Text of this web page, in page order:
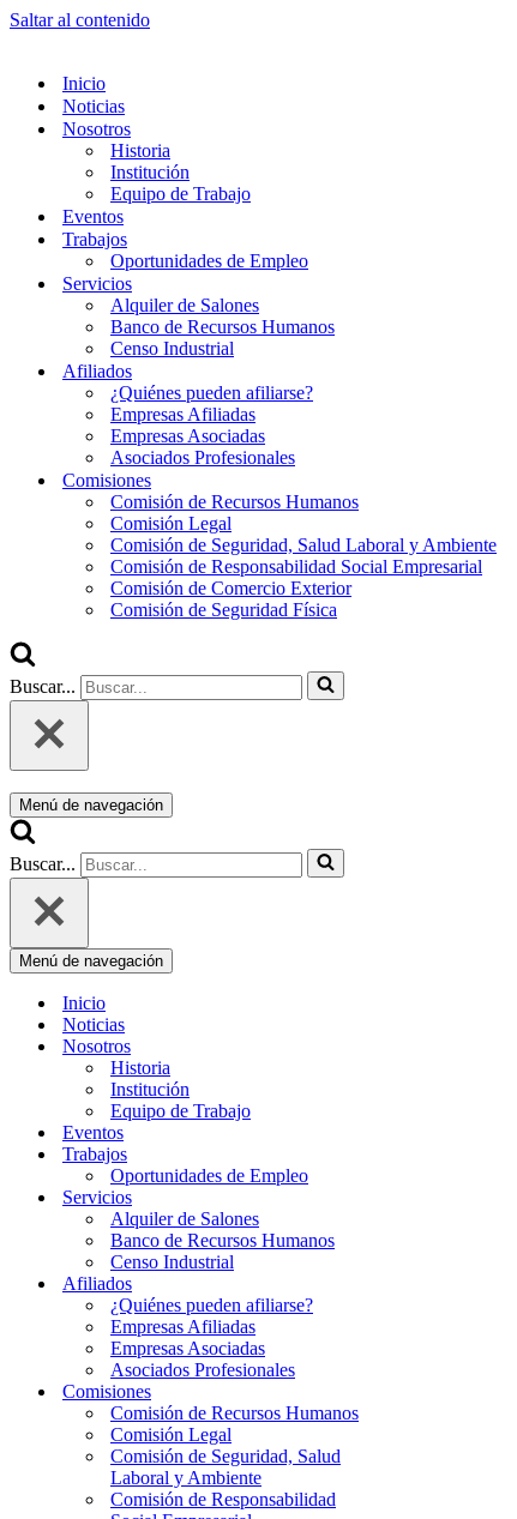
Saltar al contenido
Inicio
Noticias
Nosotros
Historia
Institución
Equipo de Trabajo
Eventos
Trabajos
Oportunidades de Empleo
Servicios
Alquiler de Salones
Banco de Recursos Humanos
Censo Industrial
Afiliados
¿Quiénes pueden afiliarse?
Empresas Afiliadas
Empresas Asociadas
Asociados Profesionales
Comisiones
Comisión de Recursos Humanos
Comisión Legal
Comisión de Seguridad, Salud Laboral y Ambiente
Comisión de Responsabilidad Social Empresarial
Comisión de Comercio Exterior
Comisión de Seguridad Física
Buscar...
Menú de navegación
Buscar...
Menú de navegación
Inicio
Noticias
Nosotros
Historia
Institución
Equipo de Trabajo
Eventos
Trabajos
Oportunidades de Empleo
Servicios
Alquiler de Salones
Banco de Recursos Humanos
Censo Industrial
Afiliados
¿Quiénes pueden afiliarse?
Empresas Afiliadas
Empresas Asociadas
Asociados Profesionales
Comisiones
Comisión de Recursos Humanos
Comisión Legal
Comisión de Seguridad, Salud
Laboral y Ambiente
Comisión de Responsabilidad